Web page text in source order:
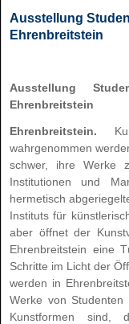
Ausstellung
Ehrenbreitstein
Ausstellung
Ehrenbreitstein
Ehrenbreitstein.
wahrgenommen
schwer, ihre Werke
Institutionen und
hermetisch
Instituts für
aber öffnet der
Ehrenbreitstein eine
Schritte im Licht der
werden in
Werke von
Kunstformen sind,